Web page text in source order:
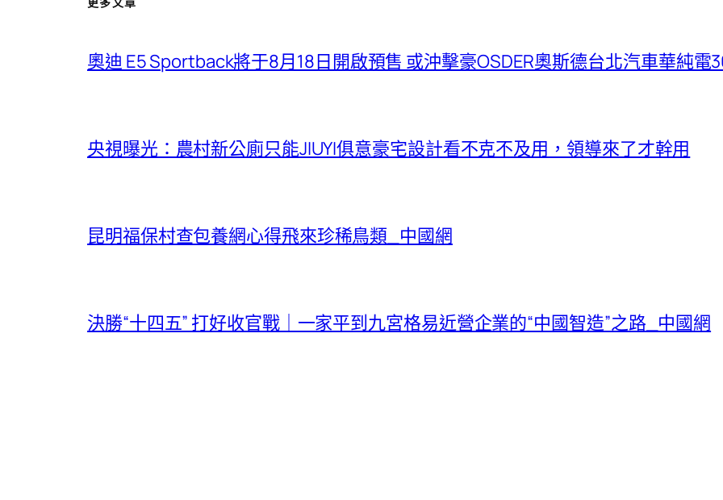
奧迪 E5 Sportback將于8月18日開啟預售 或沖擊豪OSDER奧斯德台北汽車華純電
央視曝光：農村新公廁只能JIUYI俱意豪宅設計看不克不及用，領導來了才幹用
昆明福保村查包養網心得飛來珍稀鳥類_中國網
決勝“十四五” 打好收官戰｜一家平到九宮格易近營企業的“中國智造”之路_中國網